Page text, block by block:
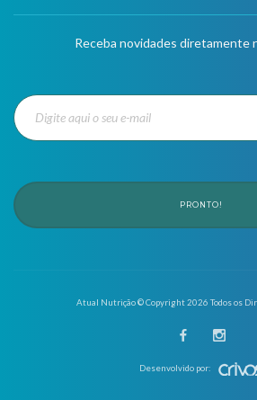
Receba novidades diretamente
PRONTO!
Atual Nutrição © Copyright2026 Todos os
Desenvolvido por: